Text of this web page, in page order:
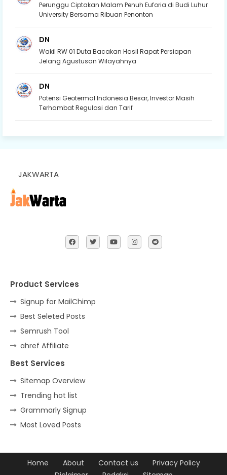
Perunggu Ciptakan Malam Penuh Euforia di Budi Luhur
University Bersama Ribuan Penonton
DN
Wakil RW 01 Duta Bacakan Hasil Rapat Persiapan
Jelang Agustusan Wilayahnya
DN
Potensi Geotermal Indonesia Besar, Investor Masih
Terhambat Regulasi dan Tarif
JAKWARTA
Product Services
Signup for MailChimp
Best Seleted Posts
Semrush Tool
ahref Affiliate
Best Services
Sitemap Overview
Trending hot list
Grammarly Signup
Most Loved Posts
Home About Contact us
Privacy Policy